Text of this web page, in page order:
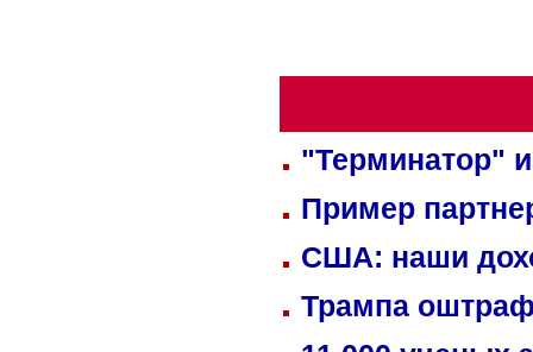
"Терминатор"
Пример
США: наши
Трампа